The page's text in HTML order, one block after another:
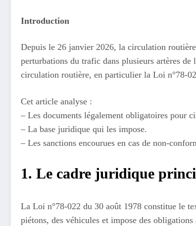
Introduction
Depuis le 26 janvier 2026, la circulation
perturbations du trafic dans plusieurs artères
circulation routière, en particulier la Loi n°78-
Cet article analyse :
– Les documents légalement obligatoires pour
– La base juridique qui les impose.
– Les sanctions encourues en cas de non-
1. Le cadre juridique
La Loi n°78-022 du 30 août 1978 constitue le
piétons, des véhicules et impose des